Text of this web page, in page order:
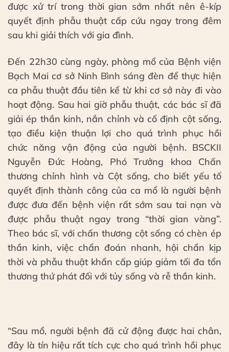
được xử trí trong thời gian sớm nhất nên ê-kíp
quyết định phẫu thuật cấp cứu ngay trong đêm
sau khi giải thích với gia đình.
Đến 22h30 cùng ngày, phòng mổ của Bệnh viện
Bạch Mai cơ sở Ninh Bình sáng đèn để thực hiện
ca phẫu thuật đầu tiên kể từ khi cơ sở này đi vào
hoạt động. Sau hai giờ phẫu thuật, các bác sĩ đã
giải ép thần kinh, nắn chỉnh và cố định cột sống,
tạo điều kiện thuận lợi cho quá trình phục hồi
chức năng vận động của người bệnh. BSCKII
Nguyễn Đức Hoàng, Phó Trưởng khoa Chấn
thương chỉnh hình và Cột sống, cho biết yếu tố
quyết định thành công của ca mổ là người bệnh
được đưa đến bệnh viện rất sớm sau tai nạn và
được phẫu thuật ngay trong “thời gian vàng”.
Theo bác sĩ, với chấn thương cột sống có chèn ép
thần kinh, việc chẩn đoán nhanh, hội chẩn kịp
thời và phẫu thuật khẩn cấp giúp giảm tối đa tổn
thương thứ phát đối với tủy sống và rễ thần kinh.
“Sau mổ, người bệnh đã cử động được hai chân,
đây là tín hiệu rất tích cực cho quá trình hồi phục